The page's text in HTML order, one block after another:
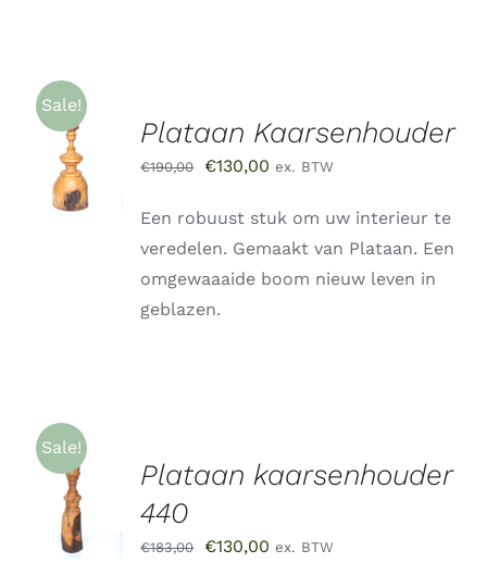
Sale!
TOEVOEGEN
AAN
WINKELWAGEN
/
DETAILS
Plataan Kaarsenhouder
€190,00
Oorspronkelijke
was:
€190,00.
€130,00 Huidige
is:
€130,00.
ex. BTW
Een robuust stuk om uw interieur te
veredelen. Gemaakt van Plataan. Een
omgewaaaide boom nieuw leven in
geblazen.
Sale!
TOEVOEGEN
AAN
WINKELWAGEN
/
DETAILS
Plataan kaarsenhouder
440
€183,00
Oorspronkelijke
€130,00 Huidige
ex. BTW